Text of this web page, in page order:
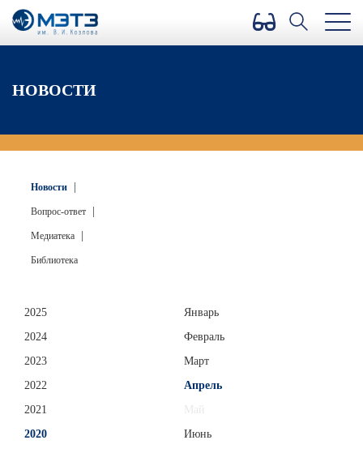
Версия для слабовидящих
НОВОСТИ
Новости
Вопрос-ответ
Медиатека
Библиотека
2025
2024
2023
2022
2021
2020
Январь
Февраль
Март
Апрель
Июнь